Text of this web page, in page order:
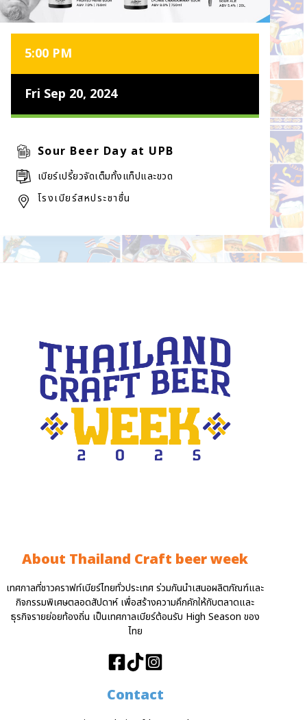
5:00 PM
Fri Sep 20, 2024
Sour Beer Day at UPB
เบียร์เปรี้ยวจัดเต็มทั้งแท็ปและขวด
โรงเบียร์สหประชาชื่น
About Thailand Craft beer week
เทศกาลที่ชาวคราฟท์เบียร์ไทยทั่วประเทศ ร่วมกันนำเสนอผลิตภัณฑ์และ
กิจกรรมพิเศษตลอดสัปดาห์ เพื่อสร้างความคึกคักให้กับตลาดและ
ธุรกิจรายย่อยท้องถิ่น เป็นเทศกาลเบียร์ต้อนรับ High Season ของ
ไทย
Contact